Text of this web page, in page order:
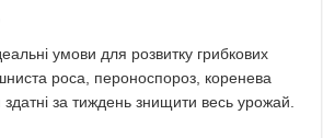
умови для розвитку грибкових
роса, пероноспороз, коренева
за тиждень знищити весь урожай.